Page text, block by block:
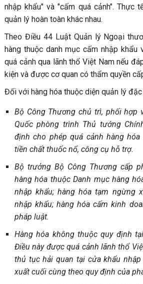
nhập khẩu" và "cấm quá cảnh". Thực
quản lý hoàn toàn khác nhau.
Theo Điều 44 Luật Quản lý Ngoại
hàng thuộc danh mục cấm nhập
quá cảnh qua lãnh thổ Việt Nam nếu
kiện và được cơ quan có thẩm quyền
Đối với hàng hóa thuộc diện quản lý
Bộ Công Thương chủ trì, phối hợp
Quốc phòng trình Thủ tướng
định cho phép quá cảnh hàng
tiền chất thuốc nổ, công cụ hỗ trợ.
Bộ trưởng Bộ Công Thương cấp
hàng hóa thuộc Danh mục hàng
nhập khẩu; hàng hóa tạm ngừng
nhập khẩu; hàng hóa cấm kinh
pháp luật.
Hàng hóa không thuộc quy định
Điều này được quá cảnh lãnh thổ
thủ tục hải quan tại cửa khẩu
xuất cuối cùng theo quy định của